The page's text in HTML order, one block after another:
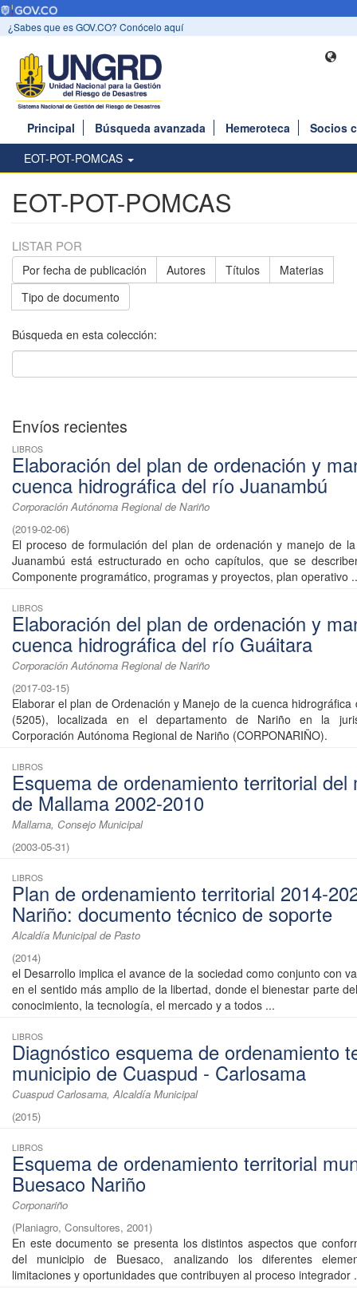
¿Sabes que es GOV.CO? Conócelo aquí
Principal Búsqueda avanzada Hemeroteca
Socios
EOT-POT-POMCAS
EOT-POT-POMCAS
LISTAR POR
Por fecha de publicación Autores Títulos
Materias
Tipo de documento
Búsqueda en esta colección:
Envíos recientes
LIBROS
Elaboración del plan de ordenación y
cuenca hidrográfica del río Juanambú
Corporación Autónoma Regional de Nariño
(2019-02-06)
El proceso de formulación del plan de ordenación y manejo de
Juanambú está estructurado en ocho capítulos, que se
Componente programático, programas y proyectos, plan operativo
LIBROS
Elaboración del plan de ordenación y
cuenca hidrográfica del río Guáitara
Corporación Autónoma Regional de Nariño
(2017-03-15)
Elaborar el plan de Ordenación y Manejo de la cuenca
(5205), localizada en el departamento de Nariño en la
Corporación Autónoma Regional de Nariño (CORPONARIÑO).
LIBROS
Esquema de ordenamiento territorial del
de Mallama 2002-2010
Mallama, Consejo Municipal
(2003-05-31)
LIBROS
Plan de ordenamiento territorial 2014-
Nariño: documento técnico de soporte
Alcaldía Municipal de Pasto
(2014)
el Desarrollo implica el avance de la sociedad como conjunto con
en el sentido más amplio de la libertad, donde el bienestar parte
conocimiento, la tecnología, el mercado y a todos ...
LIBROS
Diagnóstico esquema de ordenamiento
municipio de Cuaspud - Carlosama
Cuaspud Carlosama, Alcaldía Municipal
(2015)
LIBROS
Esquema de ordenamiento territorial
Buesaco Nariño
Corponariño
(Planiagro, Consultores, 2001)
En este documento se presenta los distintos aspectos que
del municipio de Buesaco, analizando los diferentes
limitaciones y oportunidades que contribuyen al proceso integrador